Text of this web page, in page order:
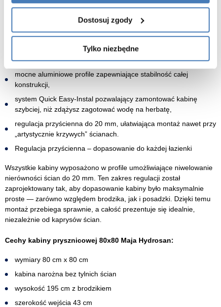
Dostosuj zgody
Tylko niezbędne
Co wyróżnia nasze kabiny:
dopracowany design i wysoka jakość materiałów, stworzona z
myślą o wymagających użytkownikach,
rygorystyczne testy na etapie produkcji, które eliminują
potencjalne problemy eksploatacyjne,
mocne aluminiowe profile zapewniające stabilność całej
konstrukcji,
system Quick Easy-Instal pozwalający zamontować kabinę
szybciej, niż zdążysz zagotować wodę na herbatę,
regulacja przyścienna do 20 mm, ułatwiająca montaż nawet przy
„artystycznie krzywych” ścianach.
Regulacja przyścienna – dopasowanie do każdej łazienki
Wszystkie kabiny wyposażono w profile umożliwiające niwelowanie
nierówności ścian do 20 mm. Ten zakres regulacji został
zaprojektowany tak, aby dopasowanie kabiny było maksymalnie
proste — zarówno względem brodzika, jak i posadzki. Dzięki temu
montaż przebiega sprawnie, a całość prezentuje się idealnie,
niezależnie od kaprysów ścian.
Cechy kabiny prysznicowej 80x80 Maja Hydrosan:
wymiary 80 cm x 80 cm
kabina narożna bez tylnich ścian
wysokość 195 cm z brodzikiem
szerokość wejścia 43 cm